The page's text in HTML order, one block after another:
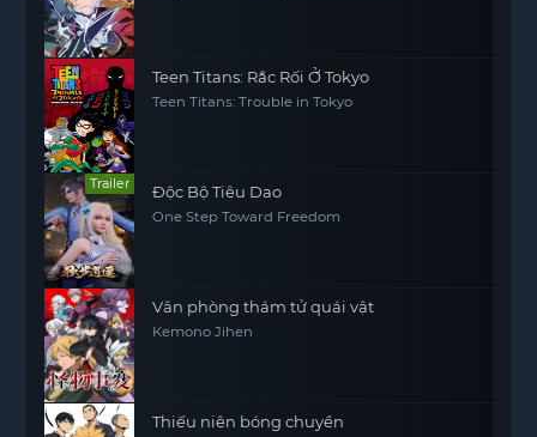
Teen Titans: Rắc Rối Ở Tokyo
Teen Titans: Trouble in Tokyo
Trailer Độc Bộ Tiêu Dao
One Step Toward Freedom
Văn phòng thám tử quái vật
Kemono Jihen
Thiếu niên bóng chuyền